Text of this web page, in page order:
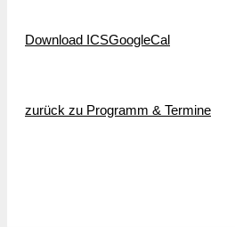
Download ICSGoogleCal
zurück zu Programm & Termine